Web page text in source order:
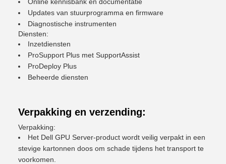
Updates van stuurprogramma en firmware
Diagnostische instrumenten
Diensten:
Inzetdiensten
ProSupport Plus met SupportAssist
ProDeploy Plus
Beheerde diensten
Verpakking en verzending:
Verpakking:
Het Dell GPU Server-product wordt veilig verpakt in een
stevige kartonnen doos om schade tijdens het transport te
voorkomen.